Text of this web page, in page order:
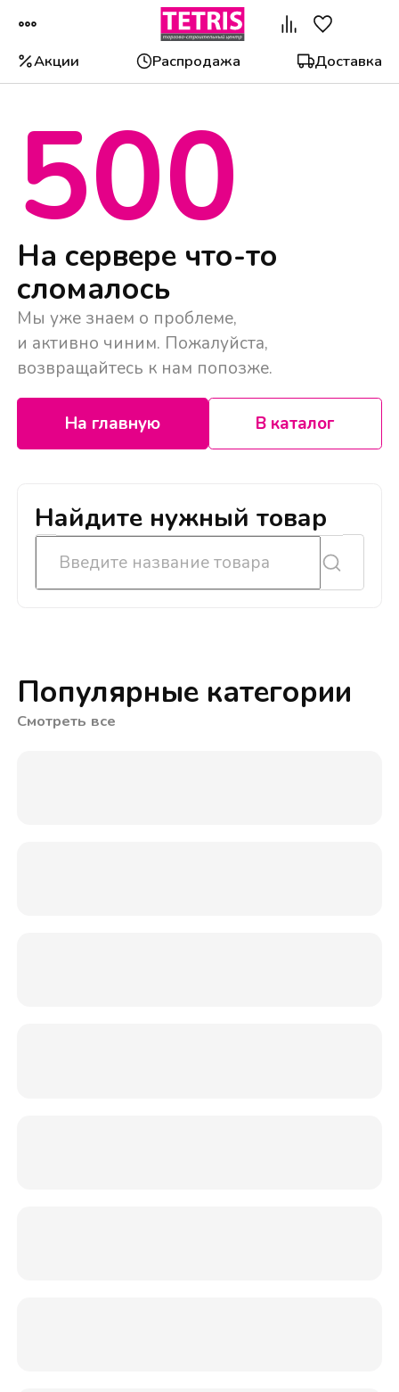
Акции Распродажа Доставка
500
На сервере что-то
сломалось
Мы уже знаем о проблеме,
и активно чиним. Пожалуйста,
возвращайтесь к нам попозже.
На главную В каталог
Найдите нужный товар
Популярные категории
Смотреть все